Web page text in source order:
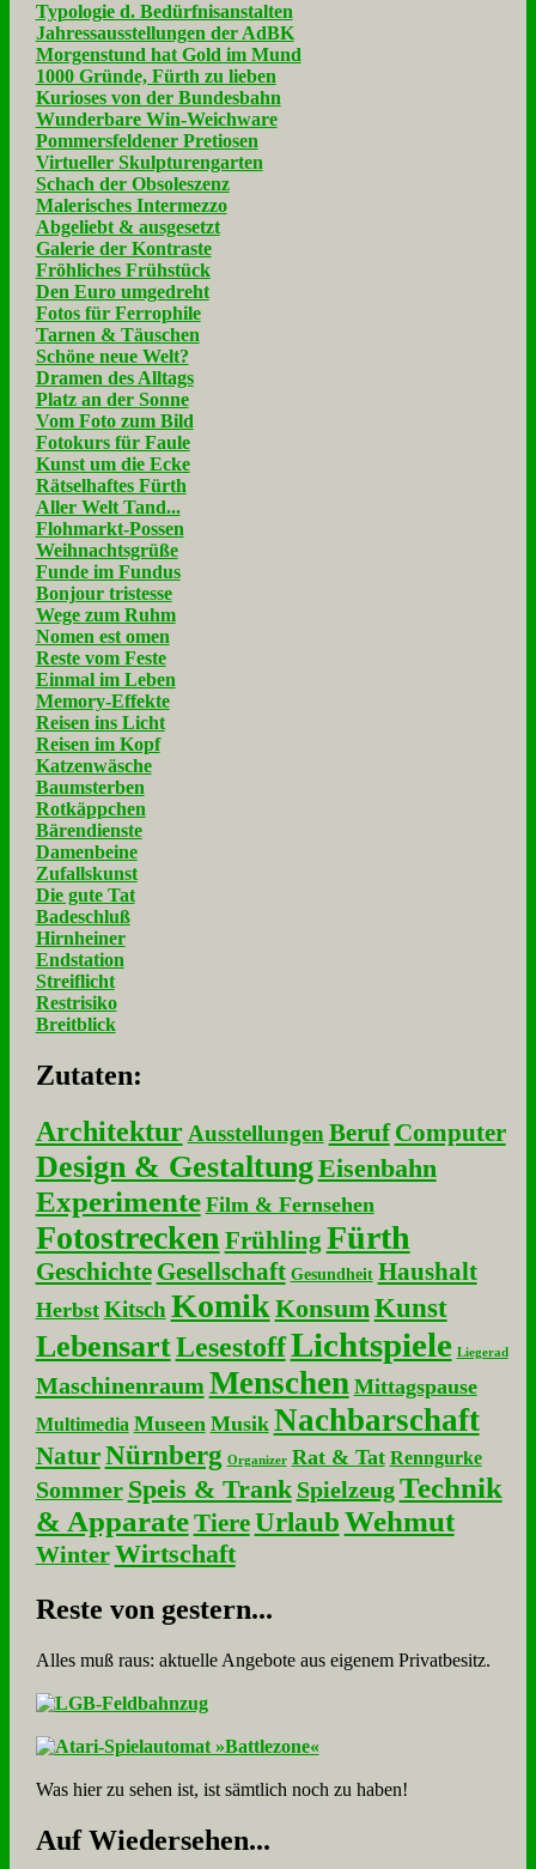
Typologie d. Bedürfnisanstalten
Jahressausstellungen der AdBK
Morgenstund hat Gold im Mund
1000 Gründe, Fürth zu lieben
Kurioses von der Bundesbahn
Wunderbare Win-Weichware
Pommersfeldener Pretiosen
Virtueller Skulpturengarten
Schach der Obsoleszenz
Malerisches Intermezzo
Abgeliebt & ausgesetzt
Galerie der Kontraste
Fröhliches Frühstück
Den Euro umgedreht
Fotos für Ferrophile
Tarnen & Täuschen
Schöne neue Welt?
Dramen des Alltags
Platz an der Sonne
Vom Foto zum Bild
Fotokurs für Faule
Kunst um die Ecke
Rätselhaftes Fürth
Aller Welt Tand...
Flohmarkt-Possen
Weihnachtsgrüße
Funde im Fundus
Bonjour tristesse
Wege zum Ruhm
Nomen est omen
Reste vom Feste
Einmal im Leben
Memory-Effekte
Reisen ins Licht
Reisen im Kopf
Katzenwäsche
Baumsterben
Rotkäppchen
Bärendienste
Damenbeine
Zufallskunst
Die gute Tat
Badeschluß
Hirnheiner
Endstation
Streiflicht
Restrisiko
Breitblick
Zu­ta­ten:
Architektur Ausstellungen Beruf Computer
Design & GestaltungEisenbahn
Experimente Film & Fernsehen
Fotostrecken Frühling Fürth
Geschichte Gesellschaft Gesundheit Haushalt
Herbst Kitsch Komik KonsumKunst
LebensartLesestoffLichtspiele Liegerad
Maschinenraum Menschen Mittagspause
Multimedia Museen Musik Nachbarschaft
NaturNürnberg Organizer Rat & Tat Renngurke
Sommer Speis & Trank Spielzeug Technik
& Apparate Tiere UrlaubWehmut
Winter Wirtschaft
Re­ste von ge­stern...
Alles muß raus: aktuelle An­ge­bo­te aus eigenem Privatbesitz.
Was hier zu sehen ist, ist sämt­lich noch zu haben!
Auf Wie­der­se­hen...